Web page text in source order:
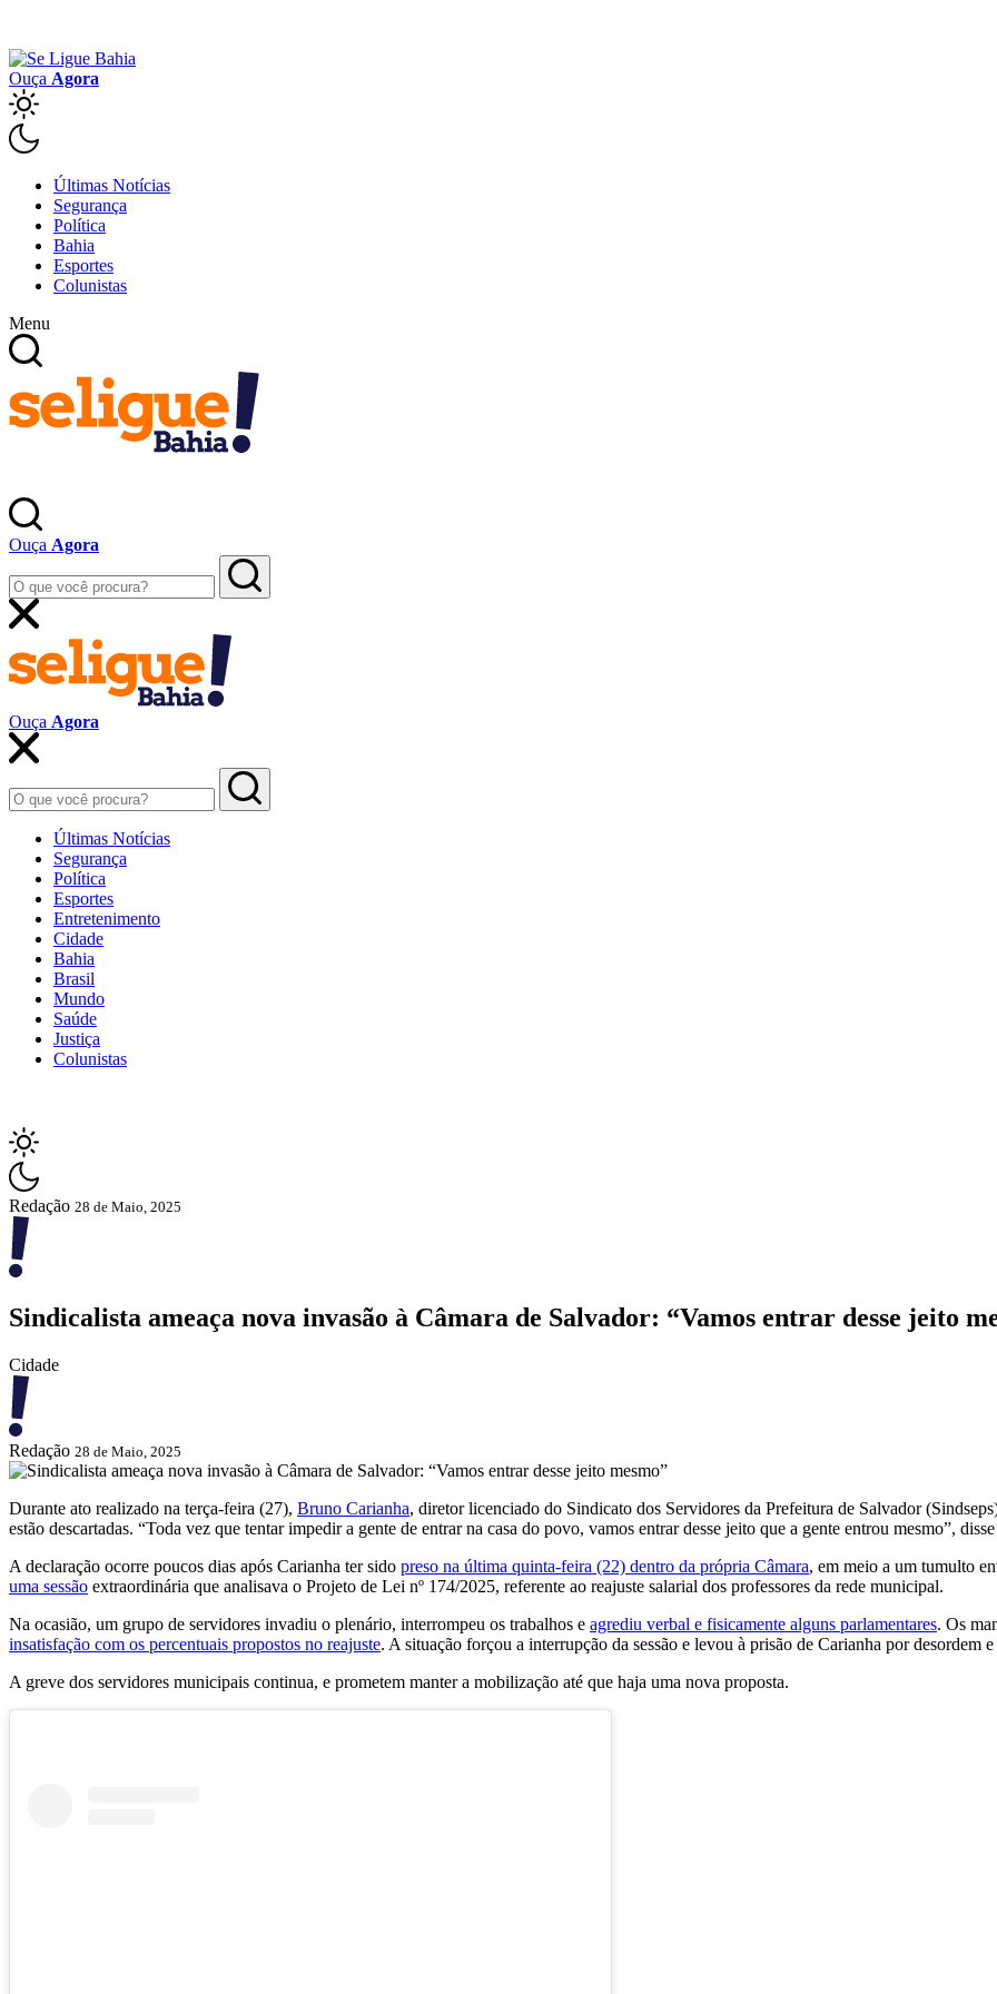
Ouça Agora
Últimas Notícias
Segurança
Política
Bahia
Esportes
Colunistas
Menu
Ouça Agora
Ouça Agora
Últimas Notícias
Segurança
Política
Esportes
Entretenimento
Cidade
Bahia
Brasil
Mundo
Saúde
Justiça
Colunistas
Redação 28 de Maio, 2025
Sindicalista ameaça nova invasão à Câmara de Salvador: “Vamos entrar desse jeito
Cidade
Redação 28 de Maio, 2025
Durante ato realizado na terça-feira (27), Bruno Carianha, diretor licenciado do Sindicato dos Servidores da Prefeitura de Salvador
estão descartadas. “Toda vez que tentar impedir a gente de entrar na casa do povo, vamos entrar desse jeito que a gente entrou mesmo”,
A declaração ocorre poucos dias após Carianha ter sido preso na última quinta-feira (22) dentro da própria Câmara, em meio a um tumulto
uma sessão extraordinária que analisava o Projeto de Lei nº 174/2025, referente ao reajuste salarial dos professores da rede municipal.
Na ocasião, um grupo de servidores invadiu o plenário, interrompeu os trabalhos e agrediu verbal e fisicamente alguns parlamentares. Os
insatisfação com os percentuais propostos no reajuste. A situação forçou a interrupção da sessão e levou à prisão de Carianha por desordem
A greve dos servidores municipais continua, e prometem manter a mobilização até que haja uma nova proposta.